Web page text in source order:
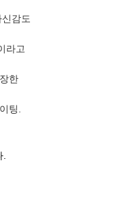
감도
라고
한
팅.